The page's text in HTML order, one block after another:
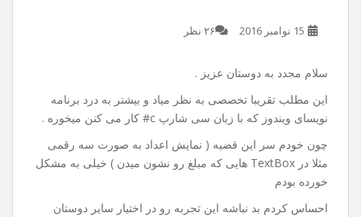
15 نوامبر 2016 ۲۶ نظر
سلام مجدد به دوستان عزیز .
این مطلب تقریبا تخصصی به نظر میاد و بیشتر به درد برنامه
نویسای ویندوز که با زبان سی شارپ c# کار می کنن میخوره .
چون خودم سر این قضیه ( نمایش اعداد به صورت سه رقمی
مثلا در TextBox هایی که مبلغ رو نشون میدن ) خیلی به مشکل
خورده بودم
احساس کردم بد نباشه این تجربه رو در اختیار سایر دوستان